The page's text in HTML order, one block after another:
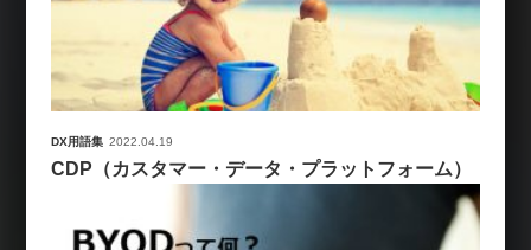
DX用語集 2022.04.19
CDP（カスタマー・データ・プラットフォーム）